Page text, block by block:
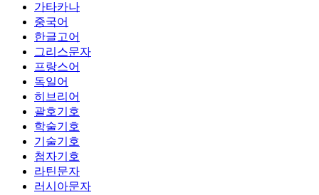
가타카나
중국어
한글고어
그리스문자
프랑스어
독일어
히브리어
괄호기호
학술기호
기술기호
첨자기호
라틴문자
러시아문자